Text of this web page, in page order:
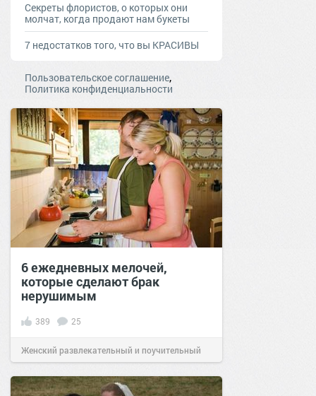
Секреты флористов, о которых они
молчат, когда продают нам букеты
7 недостатков того, что вы КРАСИВЫ
Пользовательское соглашение,
Политика конфиденциальности
6 ежедневных мелочей,
которые сделают брак
нерушимым
389 25
Женский развлекательный и поучительный
сайт.21:4016 ноя 2020